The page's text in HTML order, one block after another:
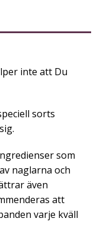
inte att Du
sorts
som
naglarna och
även
att
varje kväll